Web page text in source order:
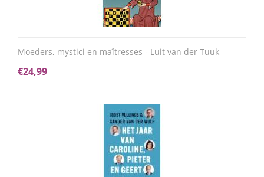
Moeders, mystici en maîtresses - Luit van der Tuuk
€24,99